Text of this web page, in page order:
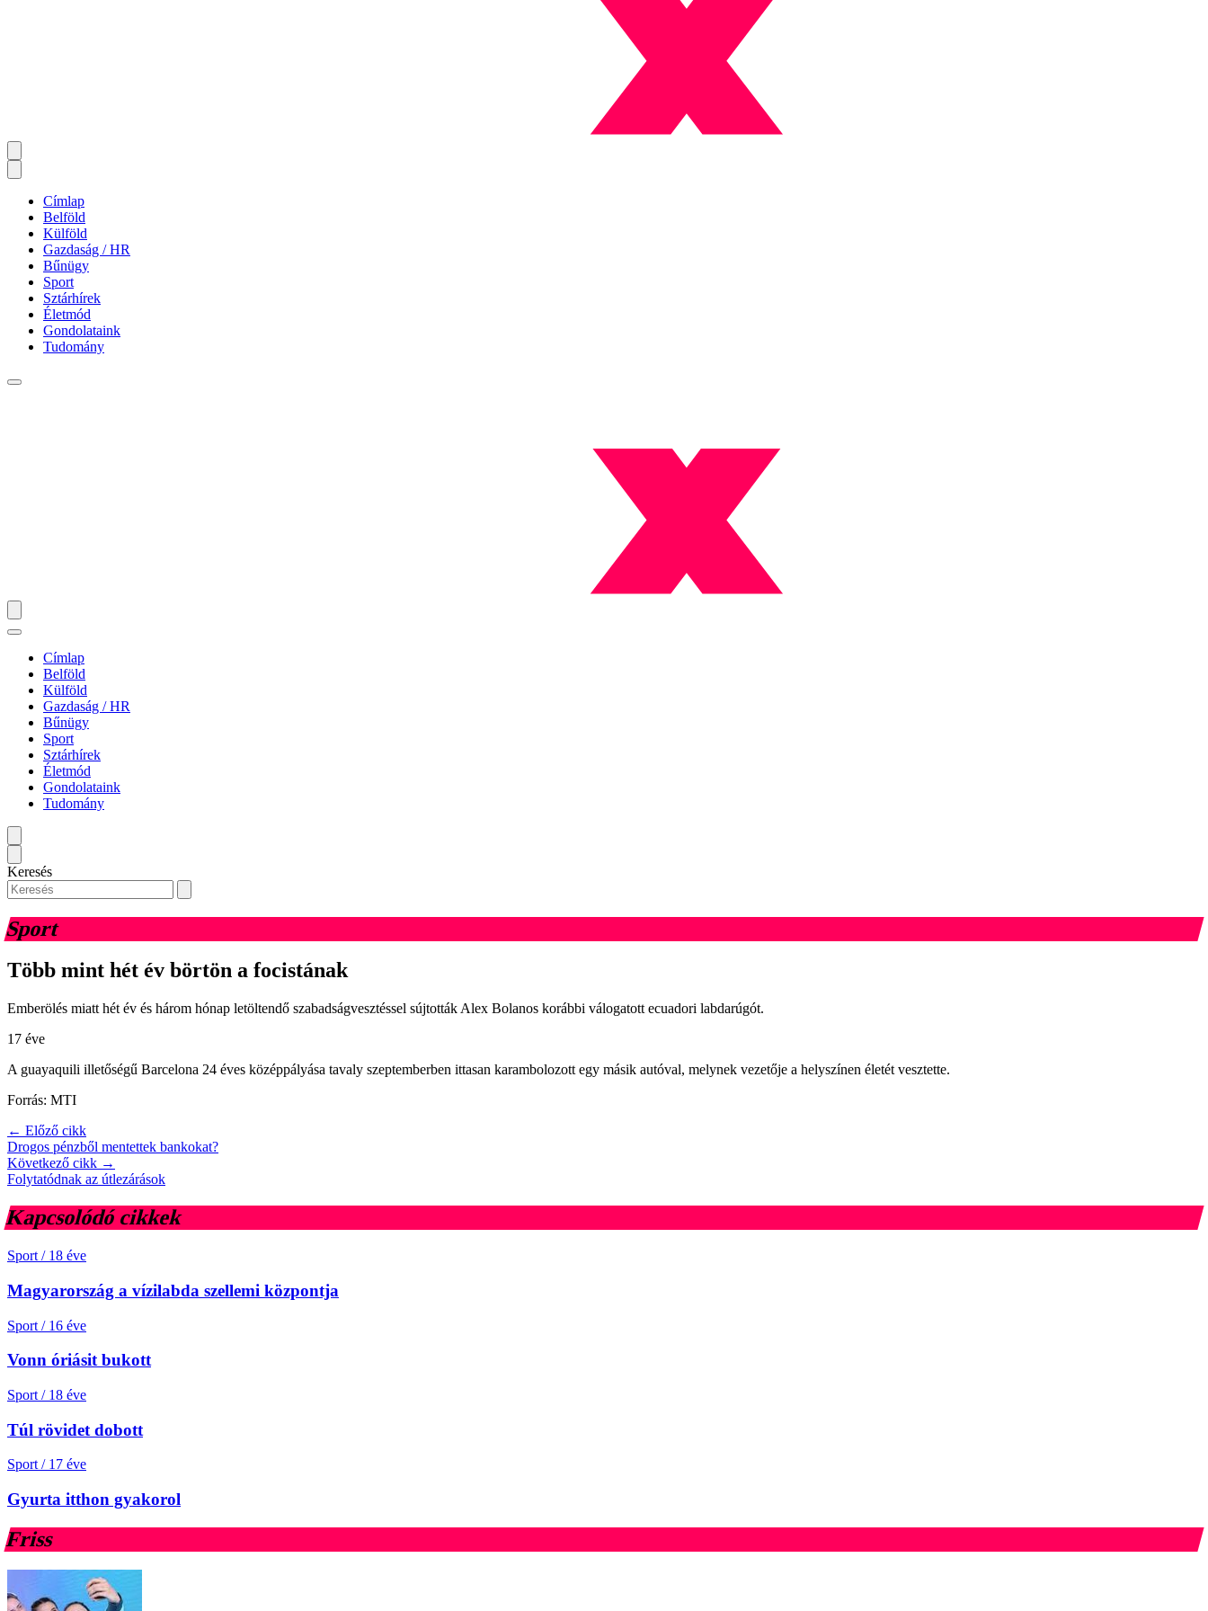
Címlap
Belföld
Külföld
Gazdaság / HR
Bűnügy
Sport
Sztárhírek
Életmód
Gondolataink
Tudomány
Címlap
Belföld
Külföld
Gazdaság / HR
Bűnügy
Sport
Sztárhírek
Életmód
Gondolataink
Tudomány
Keresés
Sport
Több mint hét év börtön a focistának
Emberölés miatt hét év és három hónap letöltendő szabadságvesztéssel sújtották Alex Bolanos korábbi válogatott ecuadori labdarúgót.
17 éve
A guayaquili illetőségű Barcelona 24 éves középpályása tavaly szeptemberben ittasan karambolozott egy másik autóval, melynek vezetője a helyszínen életét vesztette.
Forrás: MTI
← Előző cikk
Drogos pénzből mentettek bankokat?
Következő cikk →
Folytatódnak az útlezárások
Kapcsolódó cikkek
Sport / 18 éve
Magyarország a vízilabda szellemi központja
Sport / 16 éve
Vonn óriásit bukott
Sport / 18 éve
Túl rövidet dobott
Sport / 17 éve
Gyurta itthon gyakorol
Friss